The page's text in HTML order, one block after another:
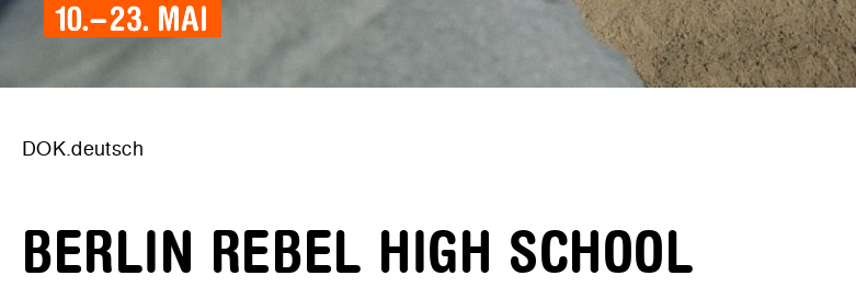
DOK.deutsch
BERLIN REBEL HIGH SCHOOL